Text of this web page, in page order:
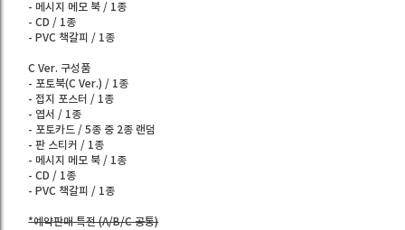
- 메시지 메모 북 / 1종
- CD / 1종
- PVC 책갈피 / 1종
C Ver. 구성품
- 포토북(C Ver.) / 1종
- 접지 포스터 / 1종
- 엽서 / 1종
- 포토카드 / 5종 중 2종 랜덤
- 판 스티커 / 1종
- 메시지 메모 북 / 1종
- CD / 1종
- PVC 책갈피 / 1종
*예약판매 특전 (A/B/C 공통)